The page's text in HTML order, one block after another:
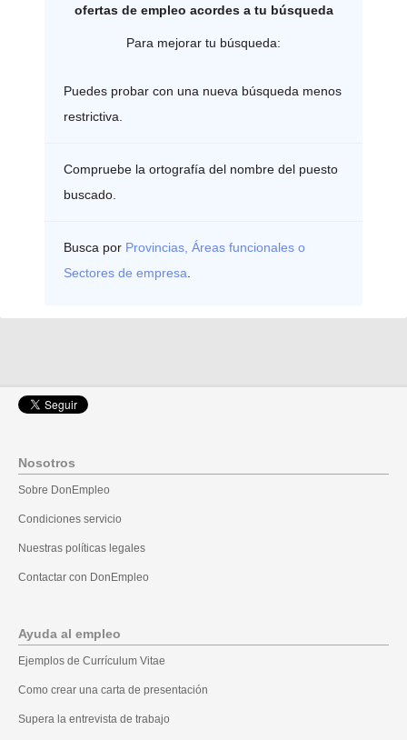
ofertas de empleo acordes a tu búsqueda
Para mejorar tu búsqueda:
Puedes probar con una nueva búsqueda menos
restrictiva.
Compruebe la ortografía del nombre del puesto
buscado.
Busca por Provincias, Áreas funcionales o
Sectores de empresa
Nosotros
Sobre DonEmpleo
Condiciones servicio
Nuestras políticas legales
Contactar con DonEmpleo
Ayuda al empleo
Ejemplos de Currículum Vitae
Como crear una carta de presentación
Supera la entrevista de trabajo